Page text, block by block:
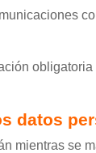
datos
mientras se